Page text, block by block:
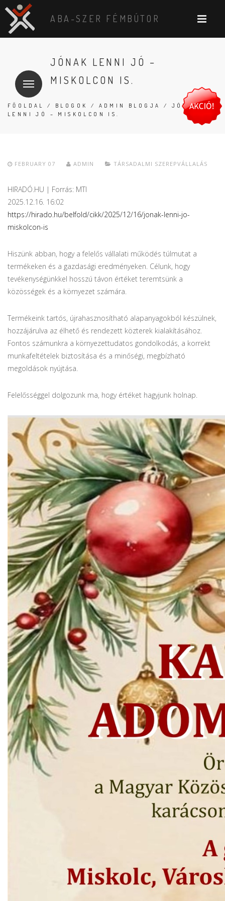
ABA-SZER FÉMBÚTOR
JÓNAK LENNI JÓ –
MISKOLCON IS.
FŐOLDAL / BLOGOK / ADMIN BLOGJA
/ JÓNAK
LENNI JÓ – MISKOLCON IS.
FEBRUARY 07 ADMIN TÁRSADALMI SZEREPVÁLLALÁS
HIRADÓ.HU | Forrás: MTI
2025.12.16. 16:02
https://hirado.hu/belfold/cikk/2025/12/16/jonak-lenni-jo-
miskolcon-is
Hiszünk abban, hogy a felelős vállalati működés túlmutat a
termékeken és a gazdasági eredményeken. Célunk, hogy
tevékenységünkkel hosszú távon értéket teremtsünk a
közösségek és a környezet számára.
Termékeink tartós, újrahasznosítható alapanyagokból készülnek,
hozzájárulva az élhető és rendezett közterek kialakításához.
Fontos számunkra a környezettudatos gondolkodás, a korrekt
munkafeltételek biztosítása és a minőségi, megbízható
megoldások nyújtása.
Felelősséggel dolgozunk ma, hogy értéket hagyjunk holnap.